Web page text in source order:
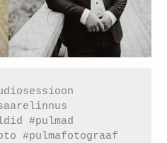
#pulmad
#pulmafotograaf